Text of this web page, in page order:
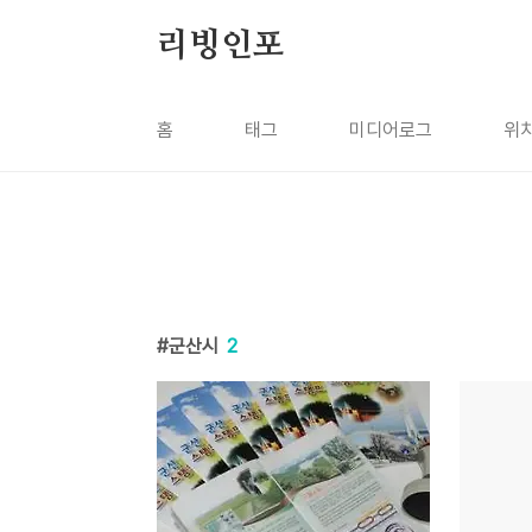
리빙인포
홈 태그 미디어로그 위
군산시 2